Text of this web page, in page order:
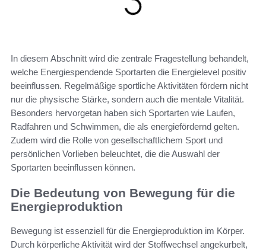
In diesem Abschnitt wird die zentrale Fragestellung behandelt,
welche Energiespendende Sportarten die Energielevel positiv
beeinflussen. Regelmäßige sportliche Aktivitäten fördern nicht
nur die physische Stärke, sondern auch die mentale Vitalität.
Besonders hervorgetan haben sich Sportarten wie Laufen,
Radfahren und Schwimmen, die als energiefördernd gelten.
Zudem wird die Rolle von gesellschaftlichem Sport und
persönlichen Vorlieben beleuchtet, die die Auswahl der
Sportarten beeinflussen können.
Die Bedeutung von Bewegung für die
Energieproduktion
Bewegung ist essenziell für die Energieproduktion im Körper.
Durch körperliche Aktivität wird der Stoffwechsel angekurbelt,